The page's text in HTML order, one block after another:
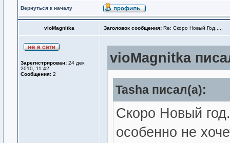
Вернуться к началу
vioMagnitka Заголовок сообщения: Re: Скоро Новый Год.....
Зарегистрирован: 24 дек
2010, 11:42
Сообщения: 2
vioMagnitka
Tasha писал(а):
Скоро Новый
особенно не